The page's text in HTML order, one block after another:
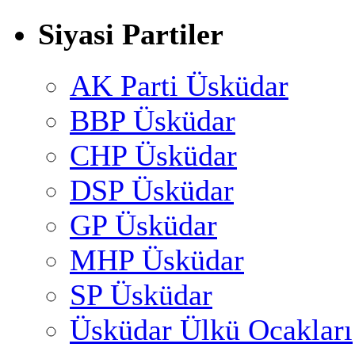
Siyasi Partiler
AK Parti Üsküdar
BBP Üsküdar
CHP Üsküdar
DSP Üsküdar
GP Üsküdar
MHP Üsküdar
SP Üsküdar
Üsküdar Ülkü Ocakları